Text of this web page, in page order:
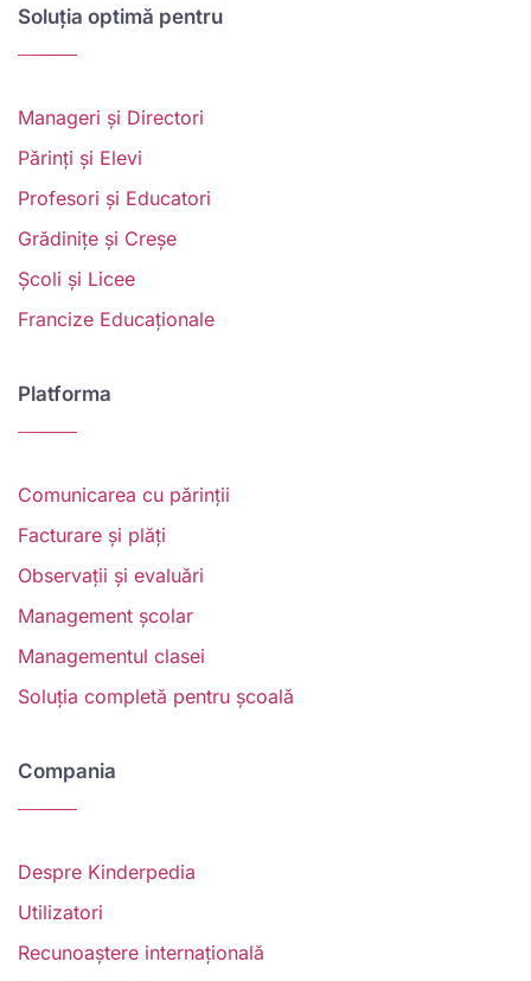
Soluția optimă pentru
Manageri și Directori
Părinți și Elevi
Profesori și Educatori
Grădinițe și Creșe
Școli și Licee
Francize Educaționale
Platforma
Comunicarea cu părinții
Facturare și plăți
Observații și evaluări
Management școlar
Managementul clasei
Soluția completă pentru școală
Compania
Despre Kinderpedia
Utilizatori
Recunoaștere internațională